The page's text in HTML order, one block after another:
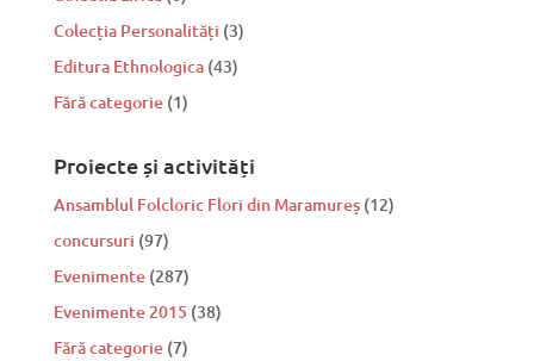
Colecția Personalități (3)
Editura Ethnologica (43)
Fără categorie (1)
Proiecte și activități
Ansamblul Folcloric Flori din Maramureș(12)
concursuri (97)
Evenimente(287)
Evenimente 2015 (38)
Fără categorie(7)